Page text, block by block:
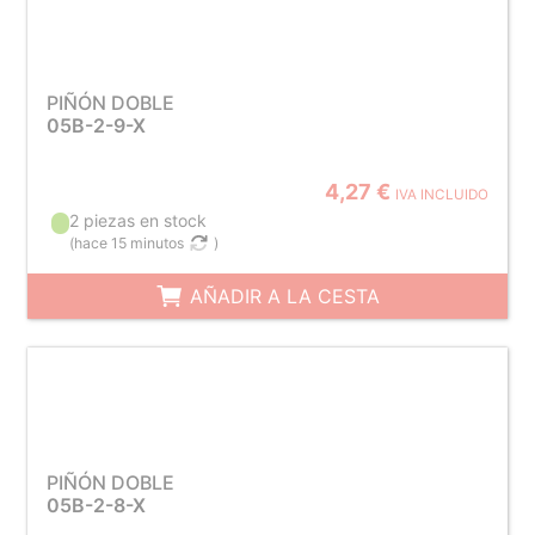
PIÑÓN DOBLE
05B-2-9-X
4,27 € IVA INCLUIDO
2 piezas en stock
(hace 15 minutos )
AÑADIR A LA CESTA
PIÑÓN DOBLE
05B-2-8-X